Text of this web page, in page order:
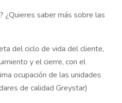
¿Quieres saber más sobre las
del ciclo de vida del cliente,
y el cierre, con el
ocupación de las unidades
de calidad Greystar)